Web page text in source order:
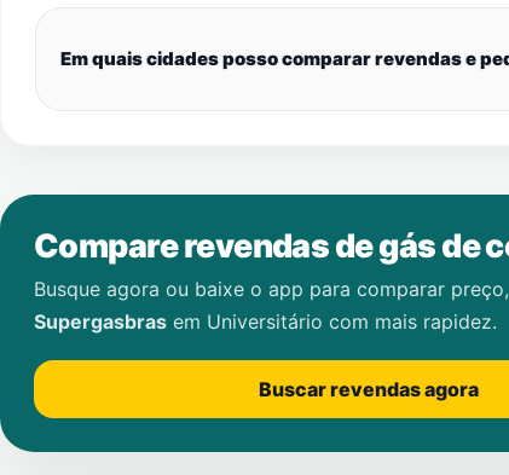
Em quais cidades posso comparar revendas e
Compare revendas de gás de
Busque agora ou baixe o app para comparar
Supergasbras em Universitário com mais rapidez.
Buscar revendas agora